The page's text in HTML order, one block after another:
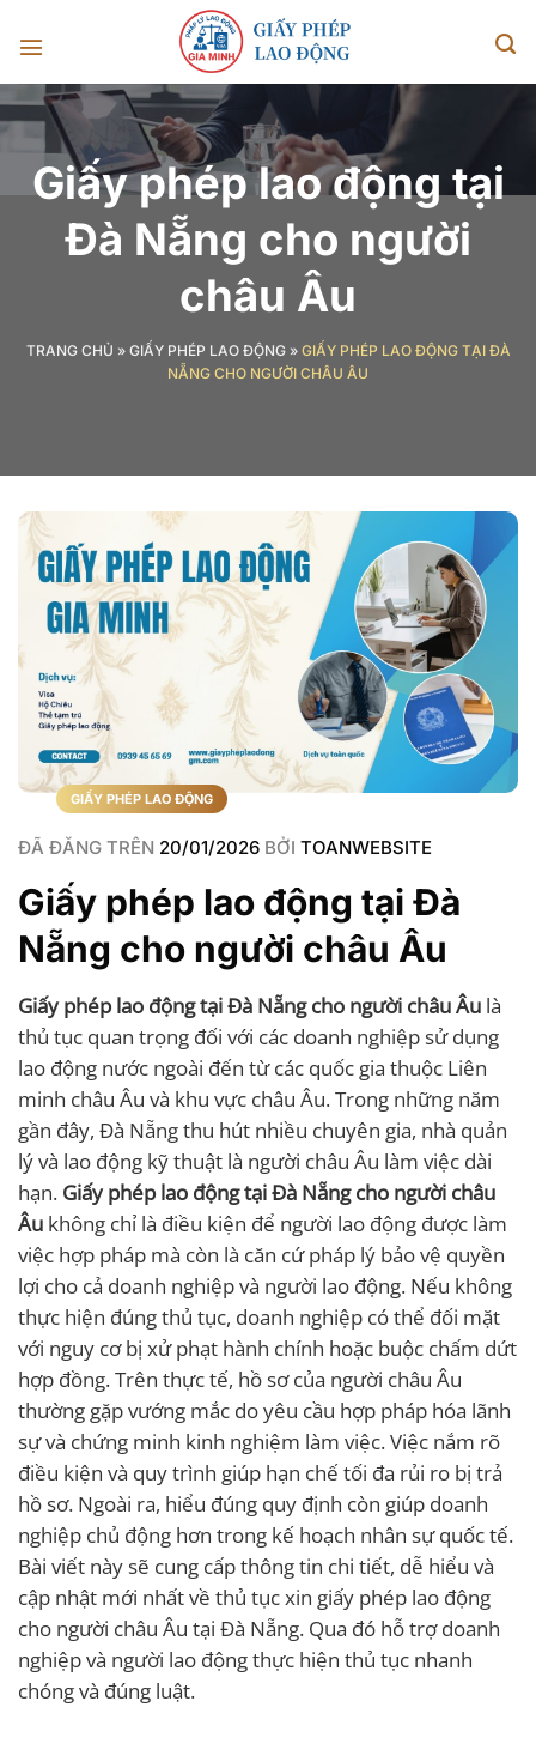
đến
nội
dung
Giấy phép lao động tại
Đà Nẵng cho người
châu Âu
TRANG CHỦ » GIẤY PHÉP LAO ĐỘNG» GIẤY PHÉP LAO ĐỘNG TẠI ĐÀ
NẴNG CHO NGƯỜI CHÂU ÂU
GIẤY PHÉP LAO ĐỘNG
ĐÃ ĐĂNG TRÊN 20/01/2026 BỞI TOANWEBSITE
Giấy phép lao động tại Đà
Nẵng cho người châu Âu
Giấy phép lao động tại Đà Nẵng cho người châu Âu là
thủ tục quan trọng đối với các doanh nghiệp sử dụng
lao động nước ngoài đến từ các quốc gia thuộc Liên
minh châu Âu và khu vực châu Âu. Trong những năm
gần đây, Đà Nẵng thu hút nhiều chuyên gia, nhà quản
lý và lao động kỹ thuật là người châu Âu làm việc dài
hạn. Giấy phép lao động tại Đà Nẵng cho người châu
Âu không chỉ là điều kiện để người lao động được làm
việc hợp pháp mà còn là căn cứ pháp lý bảo vệ quyền
lợi cho cả doanh nghiệp và người lao động. Nếu không
thực hiện đúng thủ tục, doanh nghiệp có thể đối mặt
với nguy cơ bị xử phạt hành chính hoặc buộc chấm dứt
hợp đồng. Trên thực tế, hồ sơ của người châu Âu
thường gặp vướng mắc do yêu cầu hợp pháp hóa lãnh
sự và chứng minh kinh nghiệm làm việc. Việc nắm rõ
điều kiện và quy trình giúp hạn chế tối đa rủi ro bị trả
hồ sơ. Ngoài ra, hiểu đúng quy định còn giúp doanh
nghiệp chủ động hơn trong kế hoạch nhân sự quốc tế.
Bài viết này sẽ cung cấp thông tin chi tiết, dễ hiểu và
cập nhật mới nhất về thủ tục xin giấy phép lao động
cho người châu Âu tại Đà Nẵng. Qua đó hỗ trợ doanh
nghiệp và người lao động thực hiện thủ tục nhanh
chóng và đúng luật.